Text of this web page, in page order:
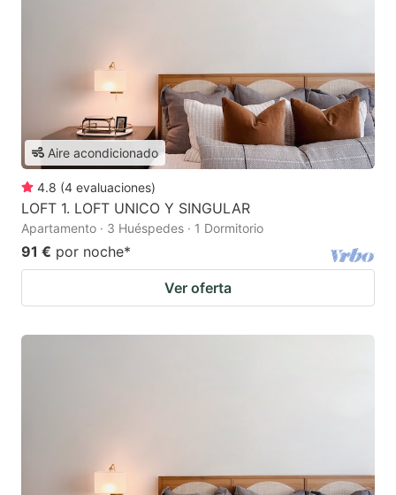
Aire acondicionado
4.8 (4 evaluaciones)
LOFT 1. LOFT UNICO Y SINGULAR
Apartamento · 3 Huéspedes · 1 Dormitorio
91 € por noche*
Ver oferta